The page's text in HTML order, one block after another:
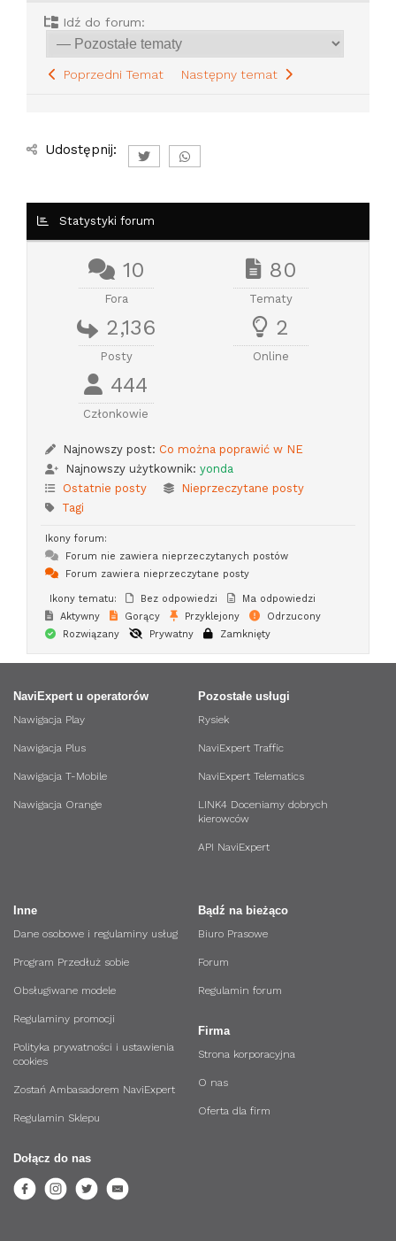
Idź do forum:
Poprzedni Temat Następny temat
Udostępnij:
Statystyki forum
10
Fora
80
Tematy
2,136
Posty
2
Online
444
Członkowie
Najnowszy post: Co można poprawić w NE
Najnowszy użytkownik: yonda
Ostatnie posty
Nieprzeczytane posty
Tagi
Ikony forum:
Forum nie zawiera nieprzeczytanych postów
Forum zawiera nieprzeczytane posty
Ikony tematu: Bez odpowiedzi
Ma odpowiedzi
Aktywny
Gorący Przyklejony
Odrzucony
Rozwiązany
Prywatny Zamknięty
NaviExpert u operatorów
Nawigacja Play
Nawigacja Plus
Nawigacja T-Mobile
Nawigacja Orange
Pozostałe usługi
Rysiek
NaviExpert Traffic
NaviExpert Telematics
LINK4 Doceniamy dobrych
kierowców
API NaviExpert
Bądź na bieżąco
Biuro Prasowe
Forum
Regulamin forum
Firma
Strona korporacyjna
O nas
Oferta dla firm
Inne
Dane osobowe i regulaminy usług
Program Przedłuż sobie
Obsługiwane modele
Regulaminy promocji
Polityka prywatności i ustawienia
cookies
Zostań Ambasadorem NaviExpert
Regulamin Sklepu
Dołącz do nas